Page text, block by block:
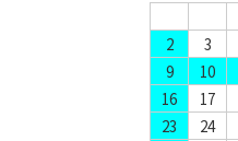
2
3
9
10
16
17
23
24